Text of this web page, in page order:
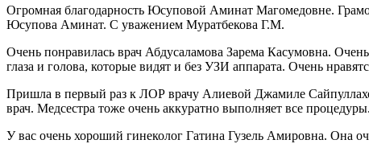
Огромная благодарность Юсуповой Аминат Магомедовне.
Юсупова Аминат. С уважением Муратбекова Г.М.
Очень понравилась врач Абдусаламова Зарема Касумовна.
глаза и голова, которые видят и без УЗИ аппарата. Очень
Пришла в первый раз к ЛОР врачу Алиевой Джамиле
врач. Медсестра тоже очень аккуратно выполняет все
У вас очень хороший гинеколог Гатина Гузель Амировна. Она